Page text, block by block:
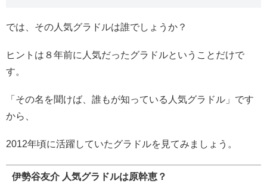
では、その人気グラドルは誰でしょうか？
ヒントは８年前に人気だったグラドルということだけで
す。
「その名を聞けば、誰もが知っている人気グラドル」です
から、
2012年頃に活躍していたグラドルを見てみましょう。
伊勢谷友介 人気グラドルは原幹恵？